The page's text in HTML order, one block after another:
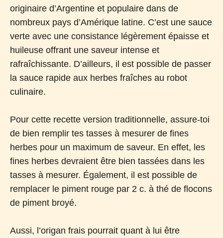
originaire d’Argentine et populaire dans de
nombreux pays d’Amérique latine. C’est une sauce
verte avec une consistance légèrement épaisse et
huileuse offrant une saveur intense et
rafraîchissante. D’ailleurs, il est possible de passer
la sauce rapide aux herbes fraîches au robot
culinaire.
Pour cette recette version traditionnelle, assure-toi
de bien remplir tes tasses à mesurer de fines
herbes pour un maximum de saveur. En effet, les
fines herbes devraient être bien tassées dans les
tasses à mesurer. Également, il est possible de
remplacer le piment rouge par 2 c. à thé de flocons
de piment broyé.
Aussi, l’origan frais pourrait quant à lui être